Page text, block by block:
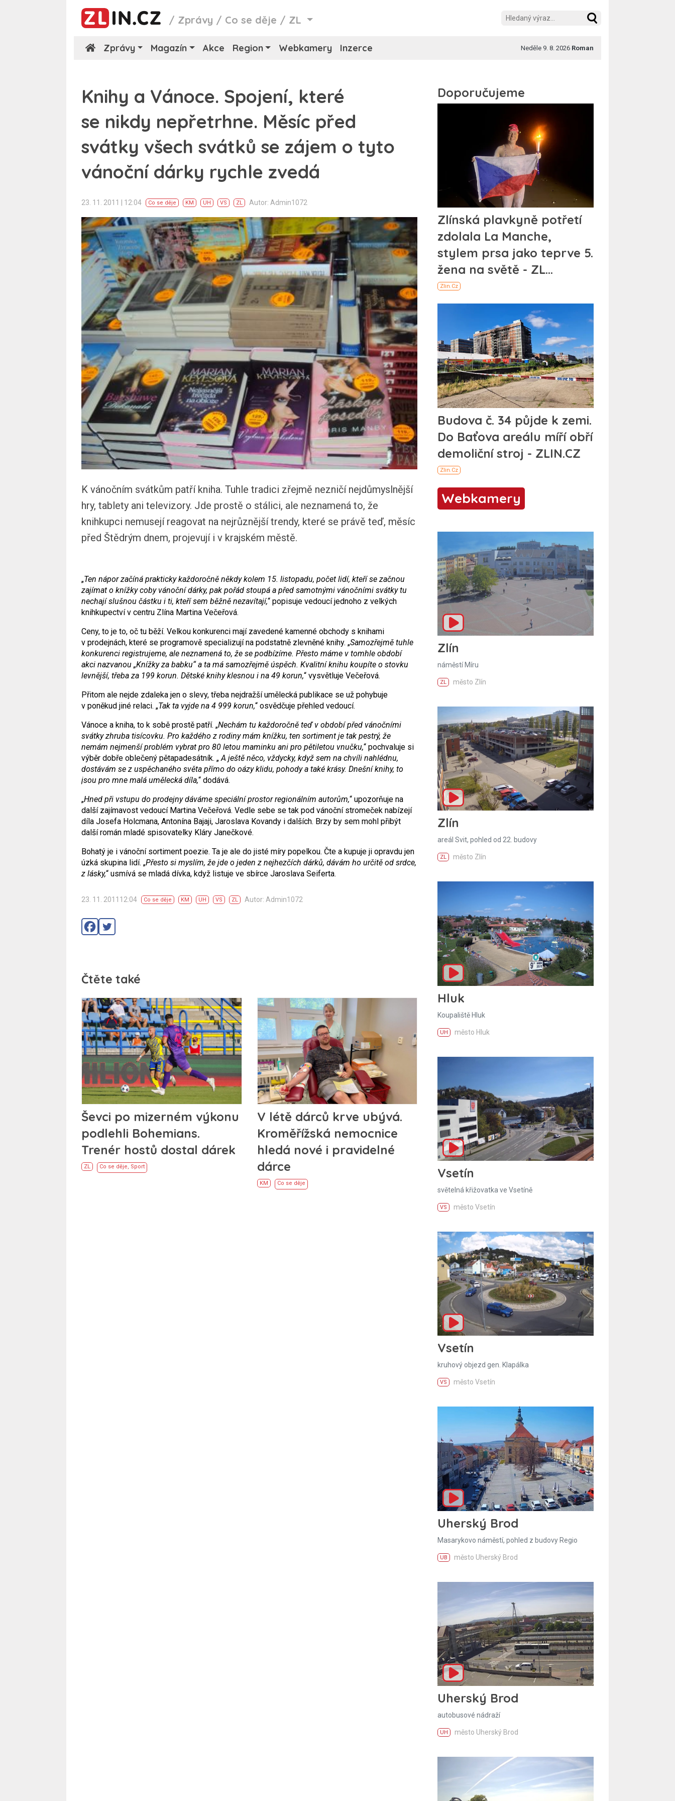
/ Zprávy / Co se děje / ZL
Zprávy Magazín Akce Region Webkamery Inzerce Neděle 9. 8. 2026 Roman
Knihy a Vánoce. Spojení, které
se nikdy nepřetrhne. Měsíc před
svátky všech svátků se zájem o tyto
vánoční dárky rychle zvedá
23. 11. 2011 | 12:04 Co se děje KM UH VS ZL Autor: Admin1072
K vánočním svátkům patří kniha. Tuhle tradici zřejmě nezničí nejdůmyslnější
hry, tablety ani televizory. Jde prostě o stálici, ale neznamená to, že
knihkupci nemusejí reagovat na nejrůznější trendy, které se právě teď, měsíc
před Štědrým dnem, projevují i v krajském městě.
„Ten nápor začíná prakticky každoročně někdy kolem 15. listopadu, počet lidí, kteří se začnou
zajímat o knížky coby vánoční dárky, pak pořád stoupá a před samotnými vánočními svátky tu
nechají slušnou částku i ti, kteří sem běžně nezavítají,“ popisuje vedoucí jednoho z velkých
knihkupectví v centru Zlína Martina Večeřová.
Ceny, to je to, oč tu běží. Velkou konkurenci mají zavedené kamenné obchody s knihami
v prodejnách, které se programově specializují na podstatně zlevněné knihy. „Samozřejmě tuhle
konkurenci registrujeme, ale neznamená to, že se podbízíme. Přesto máme v tomhle období
akci nazvanou „Knížky za babku“ a ta má samozřejmě úspěch. Kvalitní knihu koupíte o stovku
levnější, třeba za 199 korun. Dětské knihy klesnou i na 49 korun,“ vysvětluje Večeřová.
Přitom ale nejde zdaleka jen o slevy, třeba nejdražší umělecká publikace se už pohybuje
v poněkud jiné relaci. „Tak ta vyjde na 4 999 korun,“ osvědčuje přehled vedoucí.
Vánoce a kniha, to k sobě prostě patří. „Nechám tu každoročně teď v období před vánočními
svátky zhruba tisícovku. Pro každého z rodiny mám knížku, ten sortiment je tak pestrý, že
nemám nejmenší problém vybrat pro 80 letou maminku ani pro pětiletou vnučku,“ pochvaluje si
výběr dobře oblečený pětapadesátník. „ A ještě něco, vždycky, když sem na chvíli nahlédnu,
dostávám se z uspěchaného světa přímo do oázy klidu, pohody a také krásy. Dnešní knihy, to
jsou pro mne malá umělecká díla,“ dodává.
„Hned při vstupu do prodejny dáváme speciální prostor regionálním autorům,“ upozorňuje na
další zajímavost vedoucí Martina Večeřová. Vedle sebe se tak pod vánoční stromeček nabízejí
díla Josefa Holcmana, Antonína Bajaji, Jaroslava Kovandy i dalších. Brzy by sem mohl přibýt
další román mladé spisovatelky Kláry Janečkové.
Bohatý je i vánoční sortiment poezie. Ta je ale do jisté míry popelkou. Čte a kupuje ji opravdu jen
úzká skupina lidí. „Přesto si myslím, že jde o jeden z nejhezčích dárků, dávám ho určitě od srdce,
z lásky,“ usmívá se mladá dívka, když listuje ve sbírce Jaroslava Seiferta.
23. 11. 201112:04 Co se děje KM UH VS ZL Autor: Admin1072
Čtěte také
Ševci po mizerném výkonu
podlehli Bohemians.
Trenér hostů dostal dárek
ZL Co se děje, Sport
V létě dárců krve ubývá.
Kroměřížská nemocnice
hledá nové i pravidelné
dárce
KM Co se děje
Webkamery
Zlín
náměstí Míru
ZL město Zlín
Zlín
areál Svit, pohled od 22. budovy
ZL město Zlín
Hluk
Koupaliště Hluk
UH město Hluk
Vsetín
světelná křižovatka ve Vsetíně
VS město Vsetín
Vsetín
kruhový objezd gen. Klapálka
VS město Vsetín
Uherský Brod
Masarykovo náměstí, pohled z budovy Regio
UB město Uherský Brod
Uherský Brod
autobusové nádraží
UH město Uherský Brod